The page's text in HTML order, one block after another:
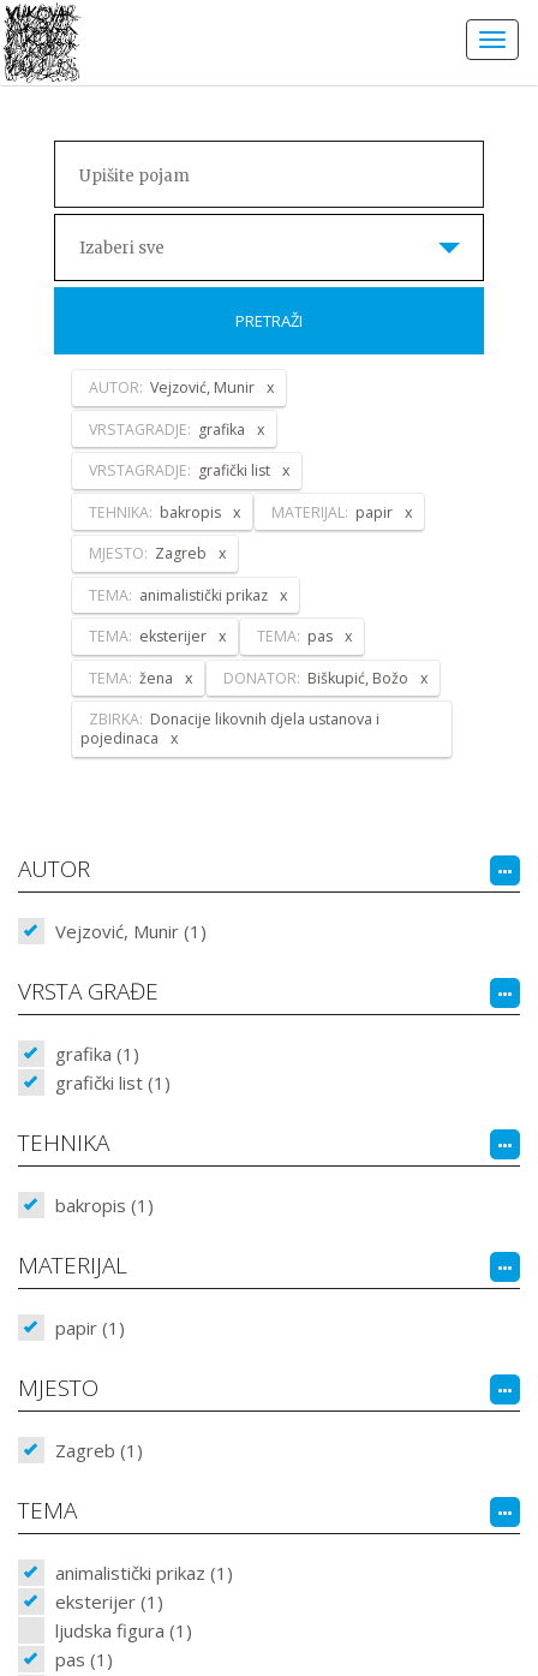
Izaberi sve
PRETRAŽI
AUTOR: Vejzović, Munir
VRSTAGRADJE: grafika
VRSTAGRADJE: grafički list
TEHNIKA: bakropis MATERIJAL: papir
MJESTO: Zagreb
TEMA: animalistički prikaz
TEMA: eksterijer TEMA: pas
TEMA: žena DONATOR: Biškupić, Božo
ZBIRKA: Donacije likovnih djela ustanova i
pojedinaca
AUTOR
Vejzović, Munir (1)
VRSTA GRAĐE
grafika (1)
grafički list (1)
TEHNIKA
bakropis (1)
MATERIJAL
papir (1)
MJESTO
Zagreb (1)
TEMA
animalistički prikaz (1)
eksterijer (1)
ljudska figura (1)
pas (1)